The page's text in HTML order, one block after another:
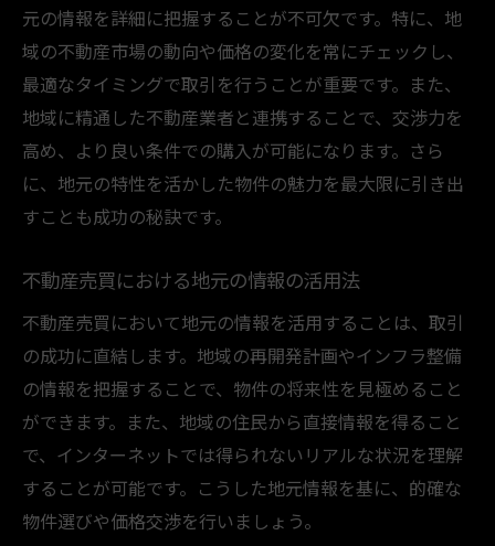
元の情報を詳細に把握することが不可欠です。特に、地
域の不動産市場の動向や価格の変化を常にチェックし、
最適なタイミングで取引を行うことが重要です。また、
地域に精通した不動産業者と連携することで、交渉力を
高め、より良い条件での購入が可能になります。さら
に、地元の特性を活かした物件の魅力を最大限に引き出
すことも成功の秘訣です。
不動産売買における地元の情報の活用法
不動産売買において地元の情報を活用することは、取引
の成功に直結します。地域の再開発計画やインフラ整備
の情報を把握することで、物件の将来性を見極めること
ができます。また、地域の住民から直接情報を得ること
で、インターネットでは得られないリアルな状況を理解
することが可能です。こうした地元情報を基に、的確な
物件選びや価格交渉を行いましょう。